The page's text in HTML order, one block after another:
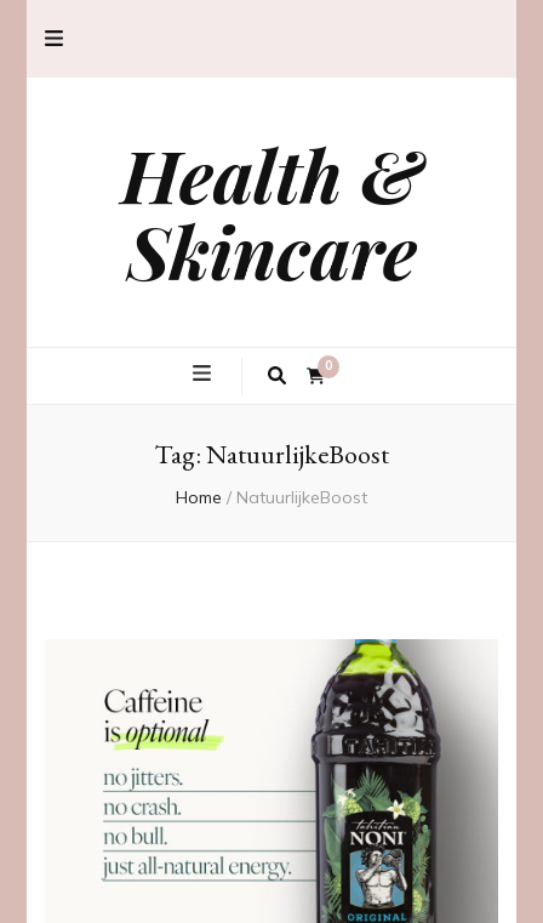
Health &
Skincare
0
Tag:NatuurlijkeBoost
Home / NatuurlijkeBoost